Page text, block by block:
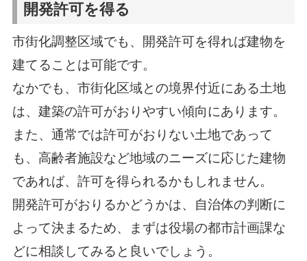
開発許可を得る
市街化調整区域でも、開発許可を得れば建物を
建てることは可能です。
なかでも、市街化区域との境界付近にある土地
は、建築の許可がおりやすい傾向にあります。
また、通常では許可がおりない土地であって
も、高齢者施設など地域のニーズに応じた建物
であれば、許可を得られるかもしれません。
開発許可がおりるかどうかは、自治体の判断に
よって決まるため、まずは役場の都市計画課な
どに相談してみると良いでしょう。